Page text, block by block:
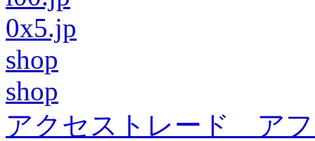
0x5.jp
shop
shop
アクセストレード ア